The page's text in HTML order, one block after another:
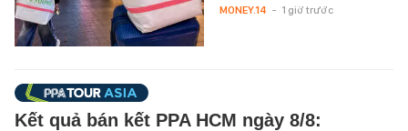
MONEY.14 - 1 giờ trước
Kết quả bán kết PPA HCM ngày 8/8: